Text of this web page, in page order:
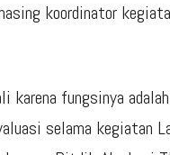
koordinator
karena fungsinya
selama kegiatan